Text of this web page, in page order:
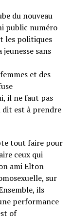
du nouveau
public numéro
les politiques
sans
et des
il ne faut pas
dit est à prendre
tout faire pour
ceux qui
ami Elton
sur
ils
performance
of